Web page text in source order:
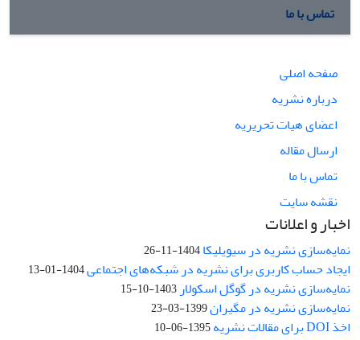
تماس با ما
صفحه اصلی
درباره نشریه
اعضای هیات تحریریه
ارسال مقاله
تماس با ما
نقشه سایت
اخبار و اعلانات
نمایه‌سازی نشریه در سیویلیکا1404-11-26
ایجاد حساب کاربری برای نشریه در شبکه‌های اجتماعی1404-01-13
نمایه‌سازی نشریه در گوگل اسکولار 1403-10-15
نمایه‌سازی نشریه در مگیران1399-03-23
اخذ DOI برای مقالات نشریه 1395-06-10